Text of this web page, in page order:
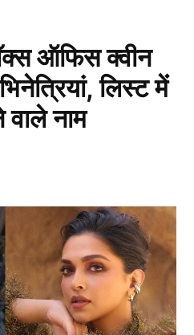
ये घटना उत्तरप्रदेश के महोबा
HDFC बैंक की मुख्य शाखा
वर्षीय रीजनल मैनेजर (Bank
Next Article
ऑफिस क्वीन
लिस्ट में
नाम